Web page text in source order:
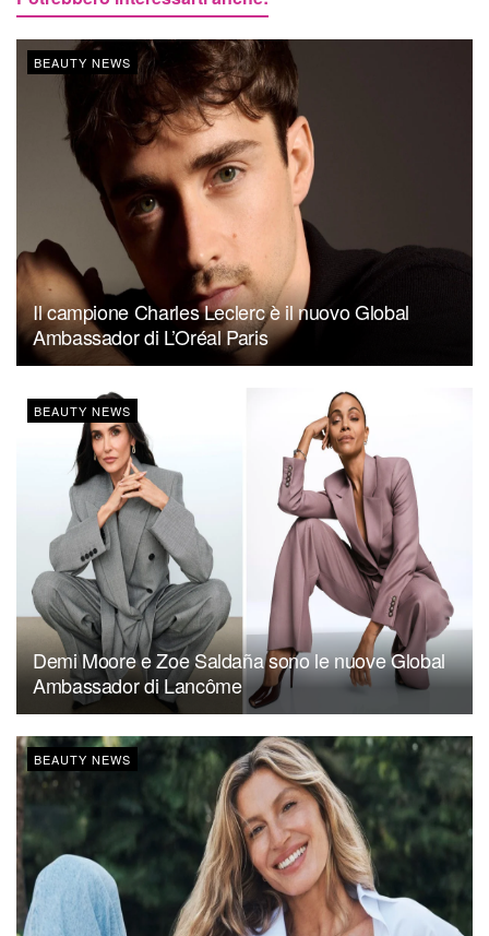
BEAUTY NEWS
Il campione Charles Leclerc è il nuovo Global
Ambassador di L’Oréal Paris
BEAUTY NEWS
Demi Moore e Zoe Saldaña sono le nuove Global
Ambassador di Lancôme
BEAUTY NEWS